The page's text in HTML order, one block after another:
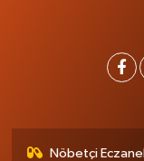
Nöbetçi